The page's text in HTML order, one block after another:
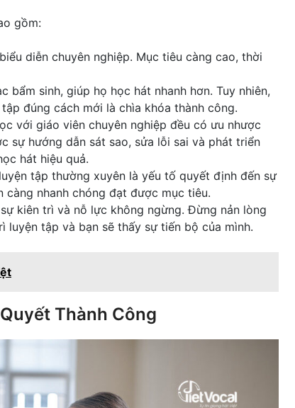
gồm:
diễn chuyên nghiệp. Mục tiêu càng cao, thời
bẩm sinh, giúp họ học hát nhanh hơn. Tuy nhiên,
đúng cách mới là chìa khóa thành công.
với giáo viên chuyên nghiệp đều có ưu nhược
sự hướng dẫn sát sao, sửa lỗi sai và phát triển
hát hiệu quả.
tập thường xuyên là yếu tố quyết định đến sự
càng nhanh chóng đạt được mục tiêu.
kiên trì và nỗ lực không ngừng. Đừng nản lòng
tập và bạn sẽ thấy sự tiến bộ của mình.
Thành Công